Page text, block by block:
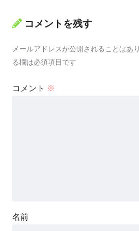
コメントを残す
メールアドレスが公開されることはあ
る欄は必須項目です
コメント ※
名前